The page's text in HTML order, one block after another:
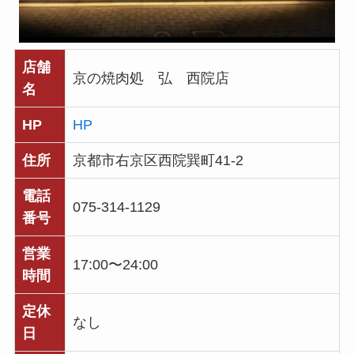
店舗
名
京の焼肉処 弘 西院店
HP HP
住所 京都市右京区西院巽町41-2
電話
番号
075-314-1129
営業
時間
17:00〜24:00
定休
日
なし